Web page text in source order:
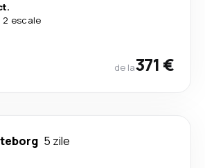
2 escale
de la371 €
5 zile